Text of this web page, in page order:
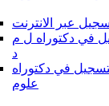
عبر الانترنت
في دكتوراه ل م
د
في دكتوراه
علوم